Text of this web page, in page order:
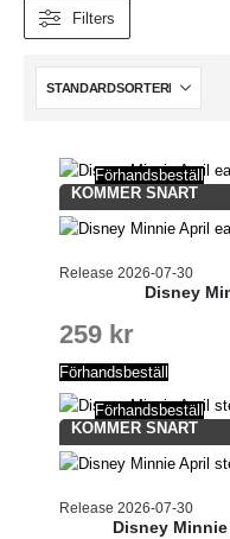
Filters
KOMMER SNART
Release 2026-07-30
Förhandsbeställ
Disney
259 kr
Förhandsbeställ
KOMMER SNART
Release 2026-07-30
Förhandsbeställ
Disney